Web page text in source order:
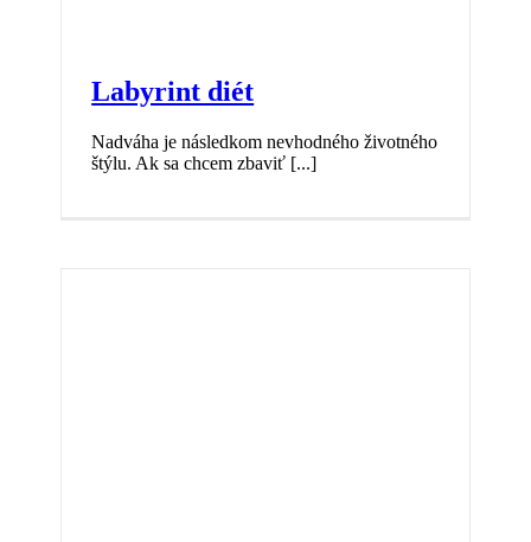
Labyrint diét
Nadváha je následkom nevhodného životného
štýlu. Ak sa chcem zbaviť [...]